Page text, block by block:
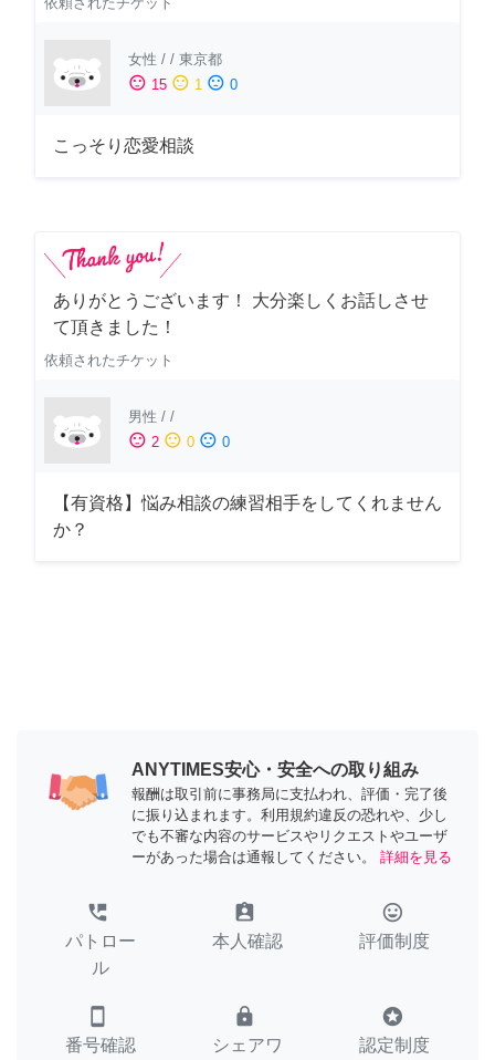
女性 / / 東京都
sentiment_satisfied 15 sentiment_neutral 1 sentiment_dissatisfied 0
こっそり恋愛相談
ありがとうございます！ 大分楽しくお話しさせ
て頂きました！
依頼されたチケット
男性 / /
sentiment_satisfied 2 sentiment_neutral 0 sentiment_dissatisfied 0
【有資格】悩み相談の練習相手をしてくれません
か？
ANYTIMES安心・安全への取り組み
報酬は取引前に事務局に支払われ、評価・完了後
に振り込まれます。利用規約違反の恐れや、少し
でも不審な内容のサービスやリクエストやユーザ
ーがあった場合は通報してください。
詳細を見る
perm_phone_msg
パトロー
ル
assignment_ind
本人確認
tag_faces
評価制度
smartphone
番号確認
lock
シェアワ
stars
認定制度